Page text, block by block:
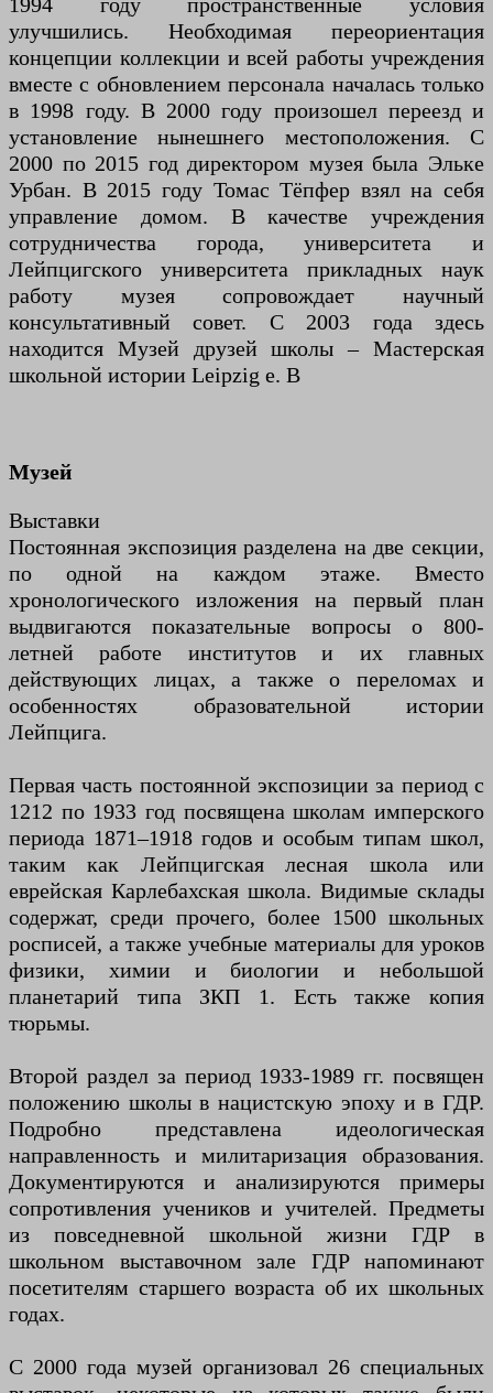
улучшились. Необходимая переориентация
концепции коллекции и всей работы учреждения
вместе с обновлением персонала началась только
в 1998 году. В 2000 году произошел переезд и
установление нынешнего местоположения. С
2000 по 2015 год директором музея была Эльке
Урбан. В 2015 году Томас Тёпфер взял на себя
управление домом. В качестве учреждения
сотрудничества города, университета и
Лейпцигского университета прикладных наук
работу музея сопровождает научный
консультативный совет. С 2003 года здесь
находится Музей друзей школы – Мастерская
школьной истории Leipzig e. В
Музей
Выставки
Постоянная экспозиция разделена на две секции,
по одной на каждом этаже. Вместо
хронологического изложения на первый план
выдвигаются показательные вопросы о 800-
летней работе институтов и их главных
действующих лицах, а также о переломах и
особенностях образовательной истории
Лейпцига.
Первая часть постоянной экспозиции за период с
1212 по 1933 год посвящена школам имперского
периода 1871–1918 годов и особым типам школ,
таким как Лейпцигская лесная школа или
еврейская Карлебахская школа. Видимые склады
содержат, среди прочего, более 1500 школьных
росписей, а также учебные материалы для уроков
физики, химии и биологии и небольшой
планетарий типа ЗКП 1. Есть также копия
тюрьмы.
Второй раздел за период 1933-1989 гг. посвящен
положению школы в нацистскую эпоху и в ГДР.
Подробно представлена ​​идеологическая
направленность и милитаризация образования.
Документируются и анализируются примеры
сопротивления учеников и учителей. Предметы
из повседневной школьной жизни ГДР в
школьном выставочном зале ГДР напоминают
посетителям старшего возраста об их школьных
годах.
С 2000 года музей организовал 26 специальных